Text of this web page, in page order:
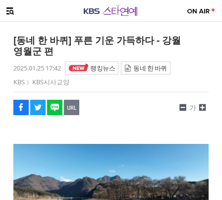
메뉴 열기
[동네 한 바퀴] 푸른 기운 가득하다 - 강월
영월군 편
2025.01.25 17:42 랭킹뉴스
동네 한 바퀴
KBS
KBS시사교양
페이스북
트위터
네이버
URL복사
글씨 작게보기
가
글씨 크게보기